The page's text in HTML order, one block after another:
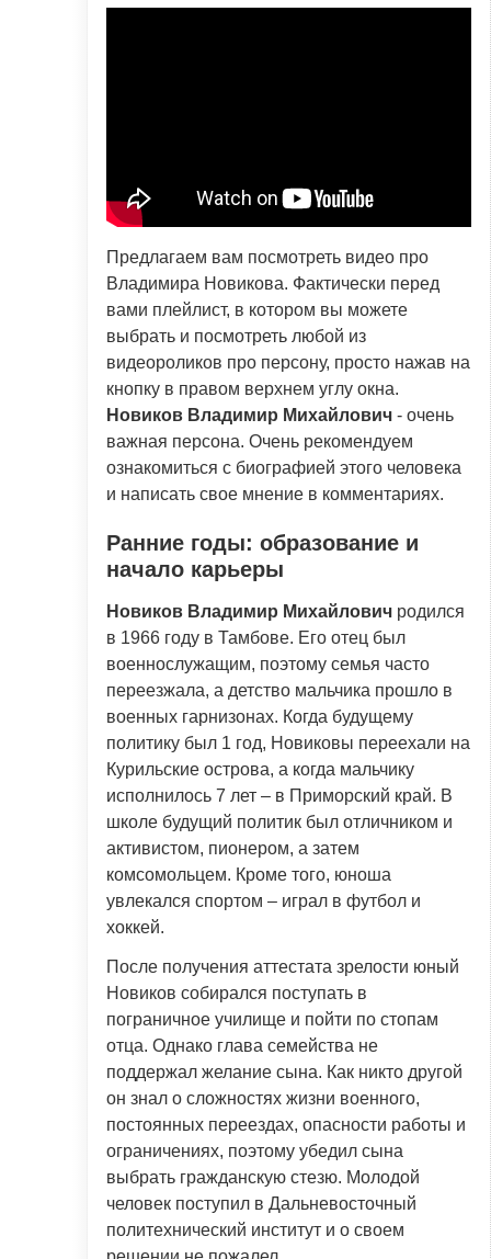
Предлагаем вам посмотреть видео про
Владимира Новикова. Фактически перед
вами плейлист, в котором вы можете
выбрать и посмотреть любой из
видеороликов про персону, просто нажав на
кнопку в правом верхнем углу окна.
Новиков Владимир Михайлович - очень
важная персона. Очень рекомендуем
ознакомиться с биографией этого человека
и написать свое мнение в комментариях.
Ранние годы: образование и
начало карьеры
Новиков Владимир Михайлович родился
в 1966 году в Тамбове. Его отец был
военнослужащим, поэтому семья часто
переезжала, а детство мальчика прошло в
военных гарнизонах. Когда будущему
политику был 1 год, Новиковы переехали на
Курильские острова, а когда мальчику
исполнилось 7 лет – в Приморский край. В
школе будущий политик был отличником и
активистом, пионером, а затем
комсомольцем. Кроме того, юноша
увлекался спортом – играл в футбол и
хоккей.
После получения аттестата зрелости юный
Новиков собирался поступать в
пограничное училище и пойти по стопам
отца. Однако глава семейства не
поддержал желание сына. Как никто другой
он знал о сложностях жизни военного,
постоянных переездах, опасности работы и
ограничениях, поэтому убедил сына
выбрать гражданскую стезю. Молодой
человек поступил в Дальневосточный
политехнический институт и о своем